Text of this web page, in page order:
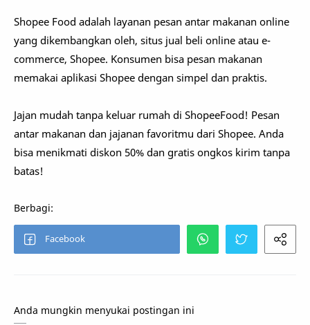
Shopee Food adalah layanan pesan antar makanan online
yang dikembangkan oleh, situs jual beli online atau e-
commerce, Shopee. Konsumen bisa pesan makanan
memakai aplikasi Shopee dengan simpel dan praktis.
Jajan mudah tanpa keluar rumah di ShopeeFood! Pesan
antar makanan dan jajanan favoritmu dari Shopee. Anda
bisa menikmati diskon 50% dan gratis ongkos kirim tanpa
batas!
Anda mungkin menyukai postingan ini